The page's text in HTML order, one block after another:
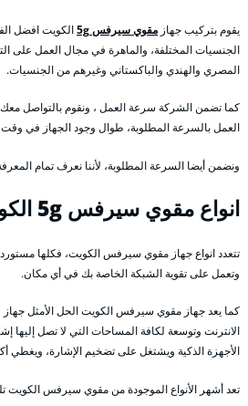
يقوم بتركيب جهاز مقوي سيرفس 5g
الكويت افضل
الجنسيات المختلفة، والماهرة في مجال العمل على
المصري والهندي والباكستاني وغيرهم من الجنسيات.
كما تضمن الشركة سرعة العمل ، ونقوم بالتواصل
العمل بالسرعة المطلوبة، طوال وجود الجهاز في
ونضمن أيضا السرعة المطلوبة، لأننا نعرف تمام
انواع مقوي سيرفس 5g الكويت
تتعدد انواع جهاز مقوي سيرفس الكويت، فكلها
وتعمل على تقوية الشبكة الخاصة بك في أي مكان.
كما يعد جهاز مقوي سيرفس الكويت الحل الأمثل جهاز
الانترنت وتوسعة لكافة المساحات التي لا تصل إليها
الأجهزة الذكية ويشتغل على تضخيم الإشارة، ويغطي أكثر من
تعد أشهر الأنواع الموجودة من مقوي سيرفس الكويت